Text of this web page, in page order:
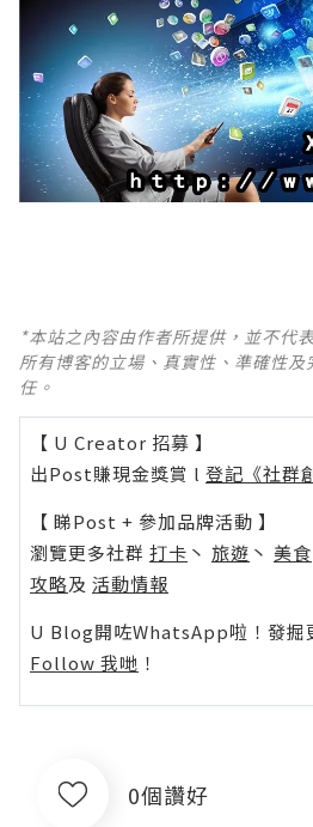
*本站之內容由作者所提供，並不代
所有博客的立場、真實性、準確性
任。
【 U Creator 招募 】
出Post賺現金獎賞 l 登記《社群
【 睇Post + 參加品牌活動 】
瀏覽更多社群 打卡 丶 旅遊 丶 美食
攻略及 活動情報
U Blog開咗WhatsApp啦！發掘
Follow 我哋 ！
0個讚好